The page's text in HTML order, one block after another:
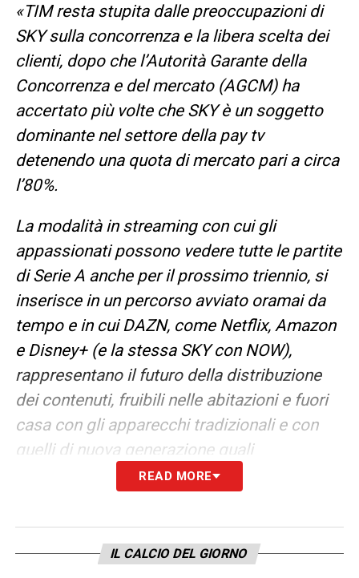
«TIM resta stupita dalle preoccupazioni di
SKY sulla concorrenza e la libera scelta dei
clienti, dopo che l’Autorità Garante della
Concorrenza e del mercato (AGCM) ha
accertato più volte che SKY è un soggetto
dominante nel settore della pay tv
detenendo una quota di mercato pari a circa
l’80%.
La modalità in streaming con cui gli
appassionati possono vedere tutte le partite
di Serie A anche per il prossimo triennio, si
inserisce in un percorso avviato oramai da
tempo e in cui DAZN, come Netflix, Amazon
e Disney+ (e la stessa SKY con NOW),
rappresentano il futuro della distribuzione
dei contenuti, fruibili nelle abitazioni e fuori
casa con gli apparecchi tradizionali e con
quelli di nuova generazione quali
smartphone, computer e tablet.
in streaming rappresenta un elemento
importante per la digitalizzazione del Paese,
READ MORE
IL CALCIO DEL GIORNO